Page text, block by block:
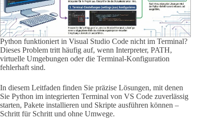
Python funktioniert in Visual Studio Code nicht im Terminal?
Dieses Problem tritt häufig auf, wenn Interpreter, PATH,
virtuelle Umgebungen oder die Terminal-Konfiguration
fehlerhaft sind.
In diesem Leitfaden finden Sie präzise Lösungen, mit denen
Sie Python im integrierten Terminal von VS Code zuverlässig
starten, Pakete installieren und Skripte ausführen können –
Schritt für Schritt und ohne Umwege.